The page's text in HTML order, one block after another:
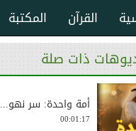
المكتبة القرآن
ذات صلة
أمة واحدة: سر نهو...
00:01:17